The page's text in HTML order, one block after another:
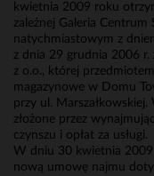
kwietnia 2009 roku
zależnej Galeria
natychmiastowym z
z dnia 29 grudnia 2006 r.
z o.o., której
magazynowe w Domu
przy ul.
złożone przez
czynszu i opłat za usługi.
W dniu 30 kwietnia 2009
nową umowę najmu